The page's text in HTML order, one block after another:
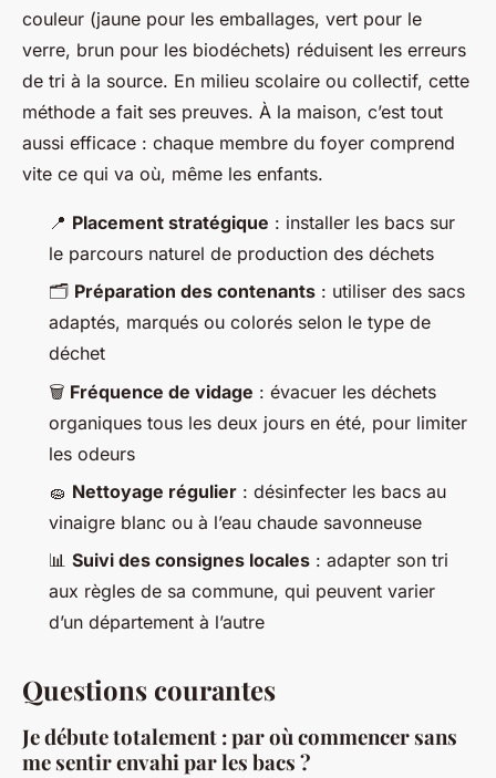
couleur (jaune pour les emballages, vert pour le
verre, brun pour les biodéchets) réduisent les erreurs
de tri à la source. En milieu scolaire ou collectif, cette
méthode a fait ses preuves. À la maison, c’est tout
aussi efficace : chaque membre du foyer comprend
vite ce qui va où, même les enfants.
📍 Placement stratégique : installer les bacs sur
le parcours naturel de production des déchets
🗂️ Préparation des contenants : utiliser des sacs
adaptés, marqués ou colorés selon le type de
déchet
🗑️ Fréquence de vidage : évacuer les déchets
organiques tous les deux jours en été, pour limiter
les odeurs
🧽 Nettoyage régulier : désinfecter les bacs au
vinaigre blanc ou à l’eau chaude savonneuse
📊 Suivi des consignes locales : adapter son tri
aux règles de sa commune, qui peuvent varier
d’un département à l’autre
Questions courantes
Je débute totalement : par où commencer sans
me sentir envahi par les bacs ?